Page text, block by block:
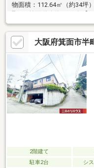
物面積：112.64㎡（約34坪
取り■前面道路約7.3ｍ有【
●2016年 伸縮門扉交換
塗装工事、屋根交換●2019
ーション】■サンディ池田
田城南店・・・400ｍ■ダイ
池田宇保郵便局・・・210
校・・・1300ｍ
大阪府箕面市半
2階建て
駐車2台
シ